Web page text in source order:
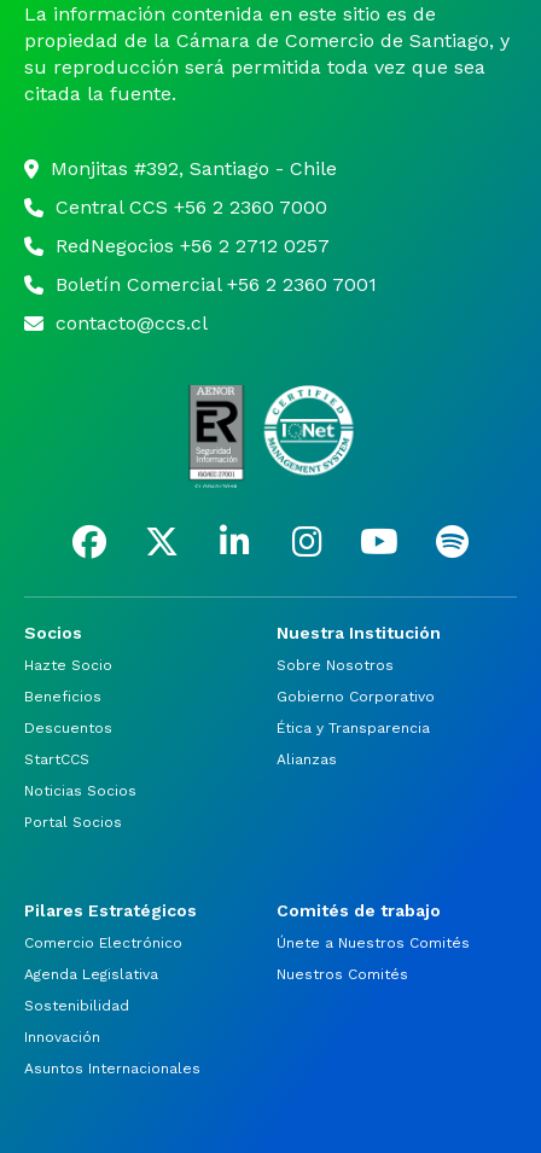
La información contenida en este sitio es de
propiedad de la Cámara de Comercio de Santiago, y
su reproducción será permitida toda vez que sea
citada la fuente.
Monjitas #392, Santiago - Chile
Central CCS +56 2 2360 7000
RedNegocios +56 2 2712 0257
Boletín Comercial +56 2 2360 7001
contacto@ccs.cl
Socios
Hazte Socio
Beneficios
Descuentos
StartCCS
Noticias Socios
Portal Socios
Nuestra Institución
Sobre Nosotros
Gobierno Corporativo
Ética y Transparencia
Alianzas
Pilares Estratégicos
Comercio Electrónico
Agenda Legislativa
Sostenibilidad
Innovación
Asuntos Internacionales
Comités de trabajo
Únete a Nuestros Comités
Nuestros Comités